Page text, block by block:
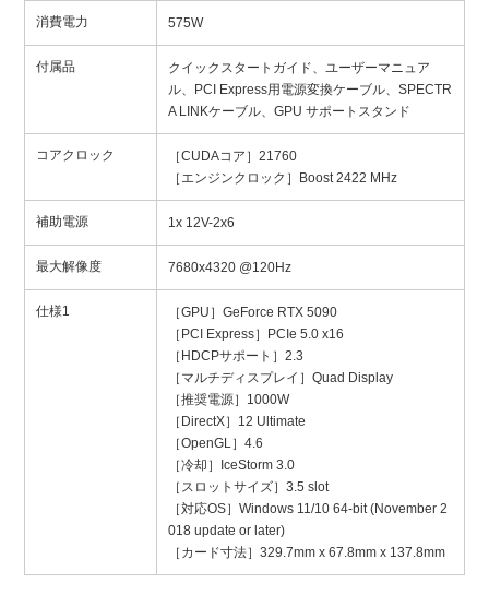
消費電力 575W
付属品
クイックスタートガイド、ユーザーマニュア
ル、PCI Express用電源変換ケーブル、SPECTR
A LINKケーブル、GPU サポートスタンド
コアクロック
［CUDAコア］21760
［エンジンクロック］Boost 2422 MHz
補助電源 1x 12V-2x6
最大解像度 7680x4320 @120Hz
仕様1
［GPU］GeForce RTX 5090
［PCI Express］PCIe 5.0 x16
［HDCPサポート］2.3
［マルチディスプレイ］Quad Display
［推奨電源］1000W
［DirectX］12 Ultimate
［OpenGL］4.6
［冷却］IceStorm 3.0
［スロットサイズ］3.5 slot
［対応OS］Windows 11/10 64-bit (November 2
018 update or later)
［カード寸法］329.7mm x 67.8mm x 137.8mm